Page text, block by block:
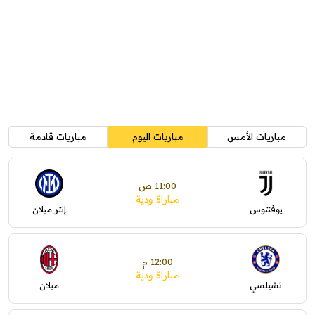
مباريات الأمس مباريات اليوم مباريات قادمة
يوفنتوس
11:00 ص
مباراة ودية
إنتر ميلان
تشيلسي
12:00 م
مباراة ودية
ميلان